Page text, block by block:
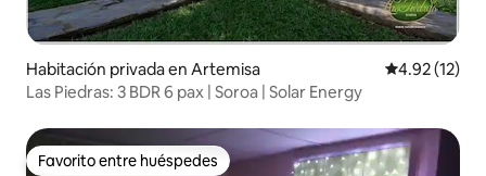
Habitación privada en Artemisa Calificación
4.92 (12)
Las Piedras: 3 BDR 6 pax | Soroa | Solar Energy
Favorito entre huéspedes
Favorito entre huéspedes